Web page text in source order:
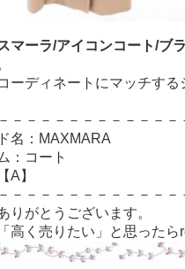
マーラ/アイコンコート/ブ
ーディネートにマッチす
－－－－－－－－－－－－
名：MAXMARA
：コート
A】
－－－－－－－－－－－－
りがとうございます。
高く売りたい」と思ったら